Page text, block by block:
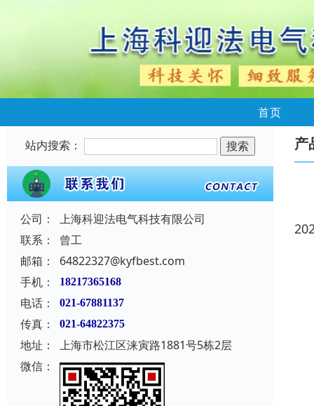
首页
站内搜索：
公司：
上海科迎法电气科技有限公司
联系：
曾工
邮箱：
64822327@kyfbest.com
手机：
18217365168
电话： 021-67881137
传真： 021-64822375
地址：
上海市松江区涞寅路1881号5栋2层
微信：
产